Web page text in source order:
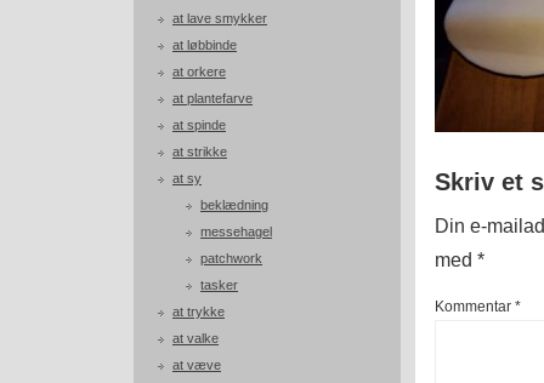
at lave smykker
at løbbinde
at orkere
at plantefarve
at spinde
at strikke
at sy
beklædning
messehagel
patchwork
tasker
at trykke
at valke
at væve
Skriv et
Din e-
med *
Kommentar *